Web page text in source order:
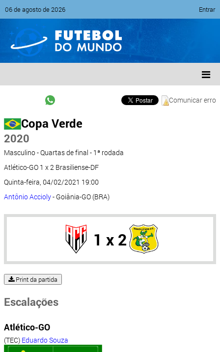
06 de agosto de 2026 Entrar
Comunicar erro
Copa Verde
2020
Masculino - Quartas de final - 1ª rodada
Atlético-GO 1 x 2 Brasiliense-DF
Quinta-feira, 04/02/2021 19:00
Antônio Accioly- Goiânia-GO (BRA)
1 x 2
Print da partida
Escalações
Atlético-GO
(TEC) Eduardo Souza